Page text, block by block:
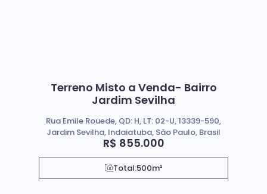
Terreno Misto a Venda- Bairro
Jardim Sevilha
R$ 855.000
Rua Emile Rouede, QD: H, LT: 02-U, 13339-590,
Jardim Sevilha, Indaiatuba, São Paulo, Brasil
Total:500m²